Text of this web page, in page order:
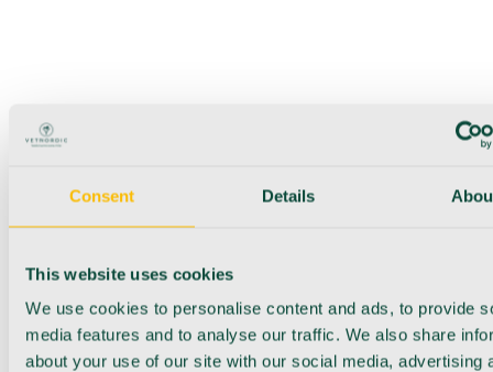
Consent Details
This website uses cookies
We use cookies to personalise content and ads, to provide
media features and to analyse our traffic. We also share
about your use of our site with our social media, advertising